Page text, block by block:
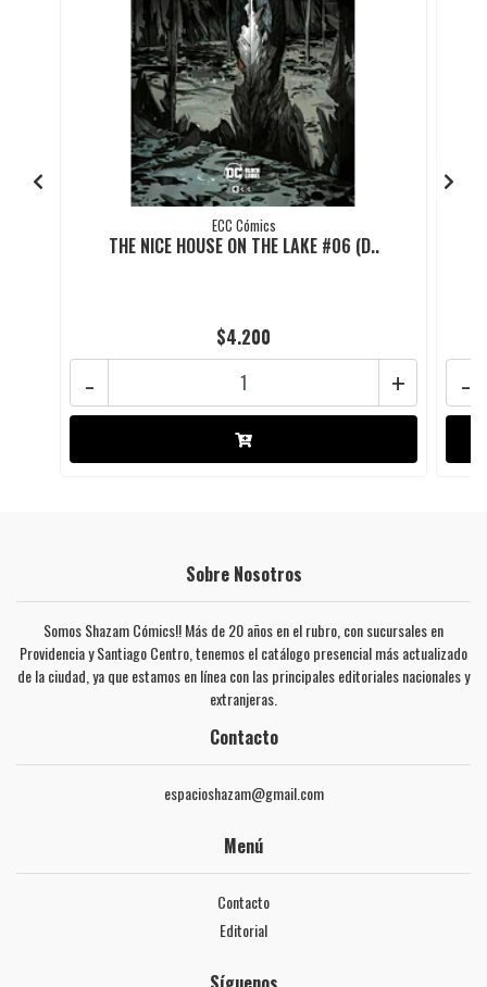
ECC Cómics
THE NICE HOUSE ON THE LAKE #06 (D..
$4.200
+
- -
Sobre Nosotros
Somos Shazam Cómics!! Más de 20 años en el rubro, con sucursales en
Providencia y Santiago Centro, tenemos el catálogo presencial más actualizado
de la ciudad, ya que estamos en línea con las principales editoriales nacionales y
extranjeras.
Contacto
espacioshazam@gmail.com
Menú
Contacto
Editorial